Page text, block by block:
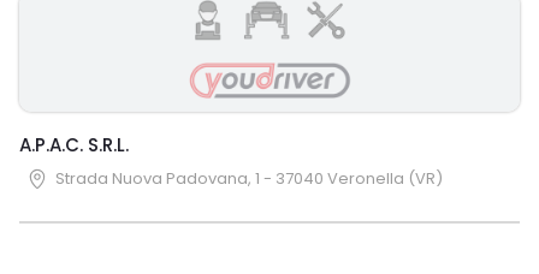
A.P.A.C. S.R.L.
Strada Nuova Padovana, 1 - 37040 Veronella (VR)